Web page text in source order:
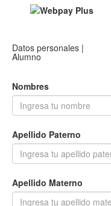
Datos personales |
Alumno
Nombres
Apellido Paterno
Apellido Materno